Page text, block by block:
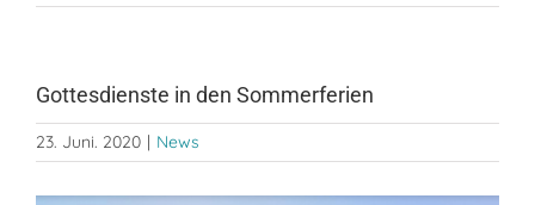
Gottesdienste in den Sommerferien
23. Juni. 2020 | News